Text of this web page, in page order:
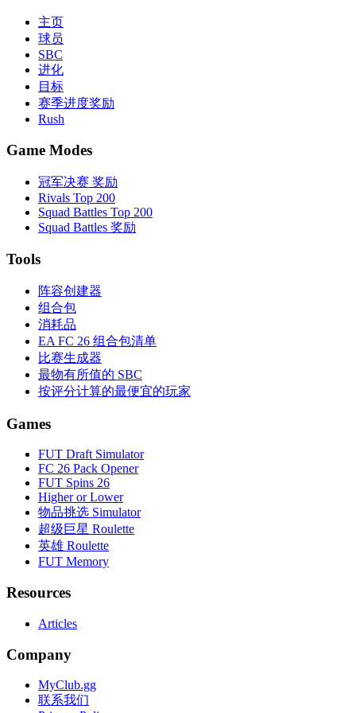
主页
球员
SBC
进化
目标
赛季进度奖励
Rush
Game Modes
冠军决赛 奖励
Rivals Top 200
Squad Battles Top 200
Squad Battles 奖励
Tools
阵容创建器
组合包
消耗品
EA FC 26 组合包清单
比赛生成器
最物有所值的 SBC
按评分计算的最便宜的玩家
Games
FUT Draft Simulator
FC 26 Pack Opener
FUT Spins 26
Higher or Lower
物品挑选 Simulator
超级巨星 Roulette
英雄 Roulette
FUT Memory
Resources
Articles
Company
MyClub.gg
联系我们